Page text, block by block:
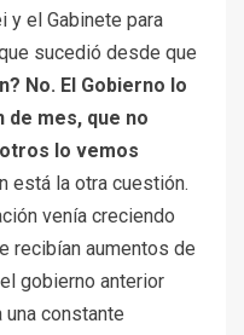
y el Gabinete para
sucedió desde que
No. El Gobierno lo
de mes, que no
lo vemos
está la otra cuestión.
venía creciendo
recibían aumentos de
gobierno anterior
constante